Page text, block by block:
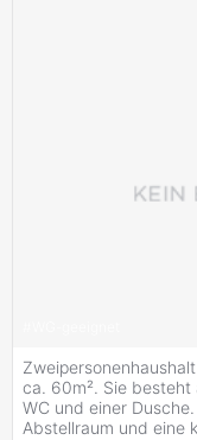
ca. 60m². Sie besteht
WC und einer
Abstellraum und eine